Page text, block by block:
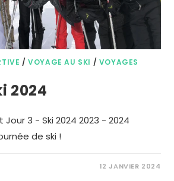
/VOYAGE AU SKI / VOYAGES
2024
3 - Ski 2024 2023 - 2024
de ski !
12 JANVIER 2024